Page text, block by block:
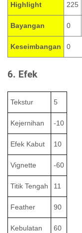
Highlight 225
Bayangan 0
Keseimbangan 0
6. Efek
Tekstur 5
Kejernihan -10
Efek Kabut 10
Vignette -60
Titik Tengah 11
Feather 90
Kebulatan 60